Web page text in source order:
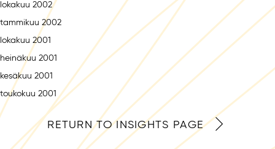
lokakuu 2002
tammikuu 2002
lokakuu 2001
heinäkuu 2001
kesäkuu 2001
toukokuu 2001
RETURN TO INSIGHTS PAGE